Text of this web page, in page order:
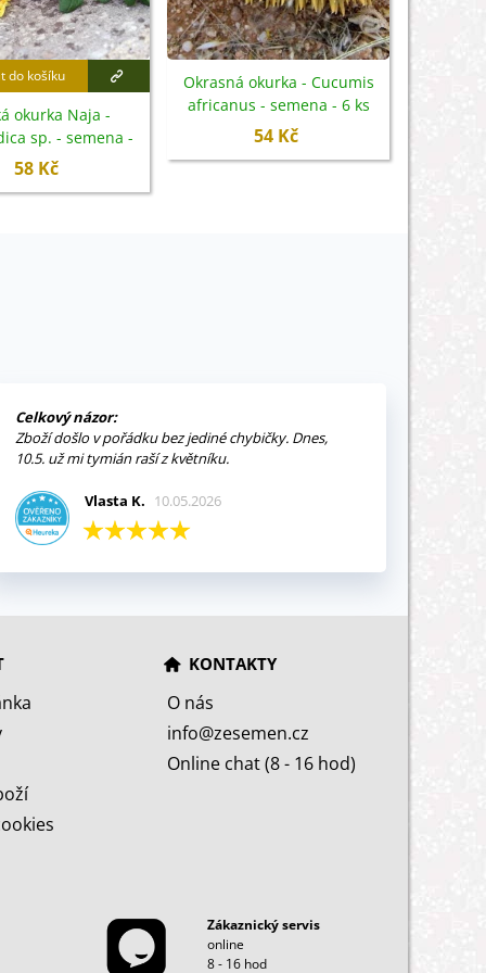
do košíku
okurka Naja -
sp. - semena -
6 ks
58 Kč
Okrasná okurka - Cucumis
africanus - semena - 6 ks
54 Kč
Celkový názor:
Zboží došlo v pořádku bez jediné chybičky. Dnes,
10.5. už mi tymián raší z květníku.
Vlasta K. 10.05.2026
KONTAKTY
O nás
info@zesemen.cz
Online chat (8 - 16 hod)
Zákaznický servis
online
8 - 16 hod